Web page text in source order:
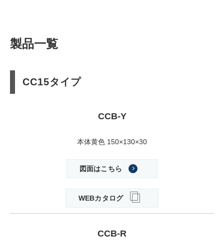
製品一覧
CC15タイプ
CCB-Y
本体黄色 150×130×30
図面はこちら
WEBカタログ
CCB-R